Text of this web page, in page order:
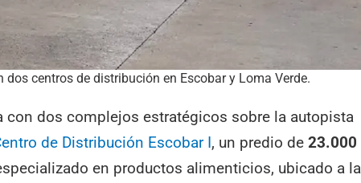
dos centros de distribución en Escobar y Loma Verde.
con dos complejos estratégicos sobre la autopista
de Distribución Escobar I, un predio de23.000
en productos alimenticios, ubicado a la